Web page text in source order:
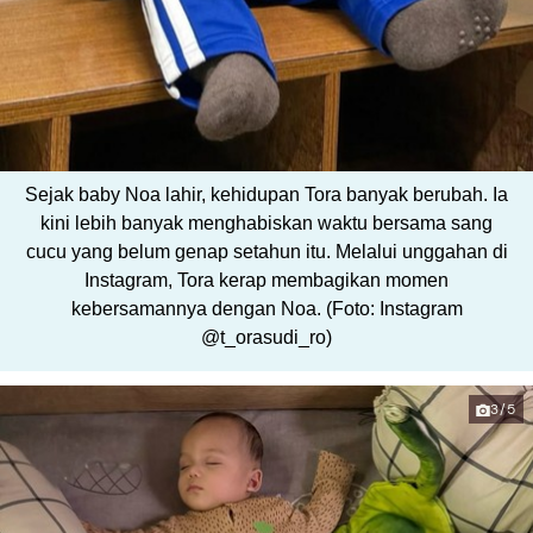
Sejak baby Noa lahir, kehidupan Tora banyak berubah. Ia
kini lebih banyak menghabiskan waktu bersama sang
cucu yang belum genap setahun itu. Melalui unggahan di
Instagram, Tora kerap membagikan momen
kebersamannya dengan Noa. (Foto: Instagram
@t_orasudi_ro)
3/5